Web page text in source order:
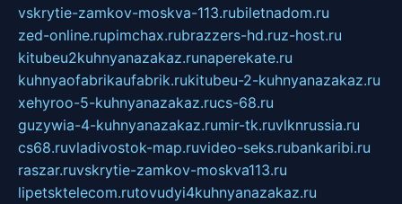
vskrytie-zamkov-moskva-113.rubiletnadom.ru
zed-online.rupimchax.rubrazzers-hd.ruz-host.ru
kitubeu2kuhnyanazakaz.runaperekate.ru
kuhnyaofabrikaufabrik.rukitubeu-2-kuhnyanazakaz.ru
xehyroo-5-kuhnyanazakaz.rucs-68.ru
guzywia-4-kuhnyanazakaz.rumir-tk.ruvlknrussia.ru
cs68.ruvladivostok-map.ruvideo-seks.rubankaribi.ru
raszar.ruvskrytie-zamkov-moskva113.ru
lipetsktelecom.rutovudyi4kuhnyanazakaz.ru